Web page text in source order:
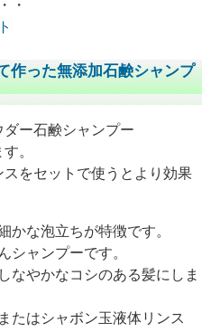
・
作った無添加石鹸シャンプ
ー石鹸シャンプー
。
をセットで使うとより効果
かな泡立ちが特徴です。
シャンプーです。
なやかなコシのある髪にしま
たはシャボン玉液体リンス